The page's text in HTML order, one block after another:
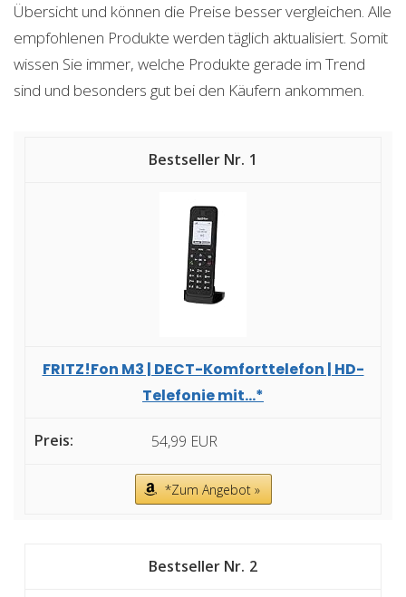
Übersicht und können die Preise besser vergleichen. Alle
empfohlenen Produkte werden täglich aktualisiert. Somit
wissen Sie immer, welche Produkte gerade im Trend
sind und besonders gut bei den Käufern ankommen.
1
FRITZ!Fon M3 | DECT-Komforttelefon | HD-
Telefonie mit...*
54,99 EUR
*Zum Angebot »
2